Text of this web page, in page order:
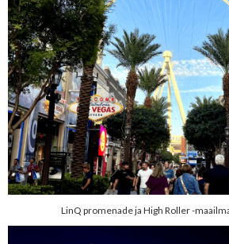
LinQ promenade ja High Roller -